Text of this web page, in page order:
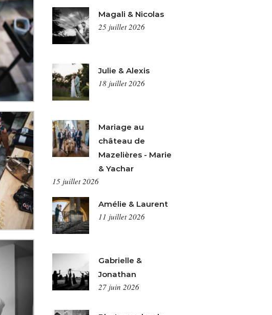
Magali & Nicolas
25 juillet 2026
Julie & Alexis
18 juillet 2026
Mariage au
château de
Mazelières - Marie
& Yachar
15 juillet 2026
Amélie & Laurent
11 juillet 2026
Gabrielle &
Jonathan
27 juin 2026